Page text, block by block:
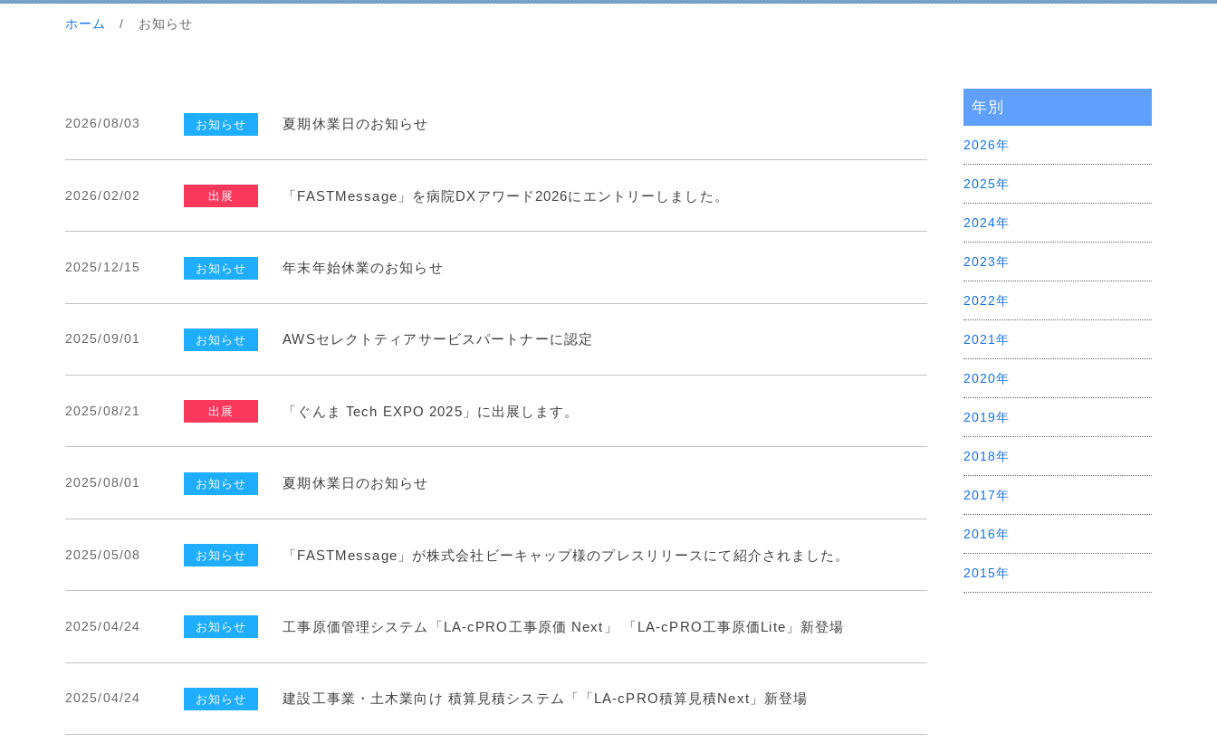
ホーム / お知らせ
2026/08/03 お知らせ 夏期休業日のお知らせ
2026/02/02 出展 「FASTMessage」を病院DXアワード2026にエントリーしました。
2025/12/15 お知らせ 年末年始休業のお知らせ
2025/09/01 お知らせ AWSセレクトティアサービスパートナーに認定
2025/08/21 出展 「ぐんま Tech EXPO 2025」に出展します。
2025/08/01 お知らせ 夏期休業日のお知らせ
2025/05/08 お知らせ 「FASTMessage」が株式会社ビーキャップ様のプレスリリースにて紹介されました。
2025/04/24 お知らせ 工事原価管理システム「LA-cPRO工事原価 Next」 「LA-cPRO工事原価Lite」新登場
2025/04/24 お知らせ 建設工事業・土木業向け 積算見積システム「「LA-cPRO積算見積Next」新登場
年別
2026年
2025年
2024年
2023年
2022年
2021年
2020年
2019年
2018年
2017年
2016年
2015年